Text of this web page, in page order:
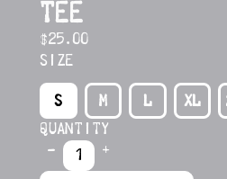
TEE
$25.00
SIZE
S M L XL
QUANTITY
-
+